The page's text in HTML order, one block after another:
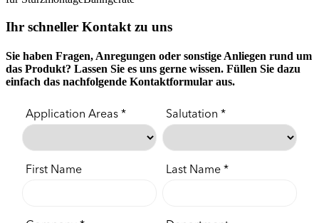
Ihr schneller Kontakt zu uns
Sie haben Fragen, Anregungen oder sonstige Anliegen rund um
das Produkt? Lassen Sie es uns gerne wissen. Füllen Sie dazu
einfach das nachfolgende Kontaktformular aus.